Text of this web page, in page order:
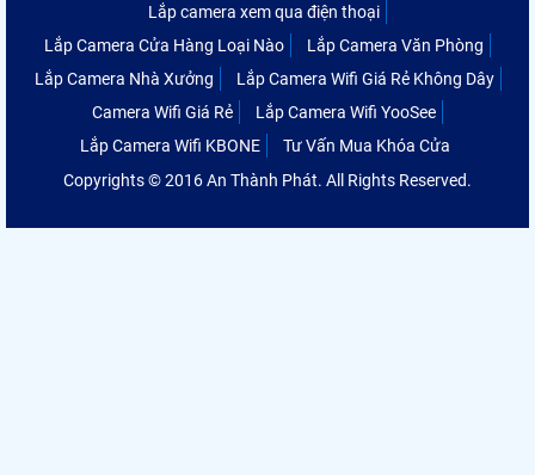
Lắp camera xem qua điện thoại
Lắp Camera Cửa Hàng Loại Nào
Lắp Camera Văn Phòng
Lắp Camera Nhà Xưởng
Lắp Camera Wifi Giá Rẻ Không Dây
Camera Wifi Giá Rẻ
Lắp Camera Wifi YooSee
Lắp Camera Wifi KBONE
Tư Vấn Mua Khóa Cửa
Copyrights © 2016 An Thành Phát. All Rights Reserved.